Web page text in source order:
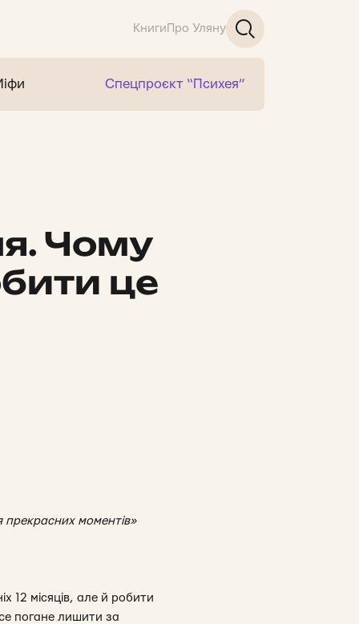
Книги Про Уляну
Спецпроєкт “Психея”
Чому
це
моментів»
12 місяців, але й робити
погане лишити за